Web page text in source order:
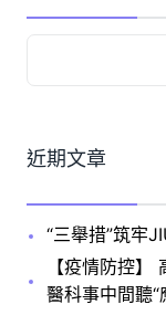
近期文章
“三舉措”筑牢
【疫情防控
醫科事中間聽